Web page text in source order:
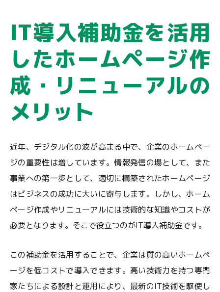
IT導入補助金を活用
したホームページ作
成・リニューアルの
メリット
近年、デジタル化の波が高まる中で、企業のホームペー
ジの重要性は増しています。情報発信の場として、また
事業への第一歩として、適切に構築されたホームページ
はビジネスの成功に大いに寄与します。しかし、ホーム
ページ作成やリニューアルには技術的な知識やコストが
必要となります。そこで役立つのがIT導入補助金です。
この補助金を活用することで、企業は質の高いホームペ
ージを低コストで導入できます。高い技術力を持つ専門
家たちによる設計と運用により、最新のIT技術を駆使し